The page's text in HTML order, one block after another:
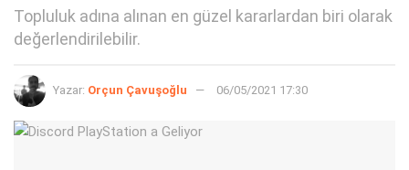
Topluluk adına alınan en güzel kararlardan biri olarak
değerlendirilebilir.
Yazar: Orçun Çavuşoğlu 06/05/2021 17:30